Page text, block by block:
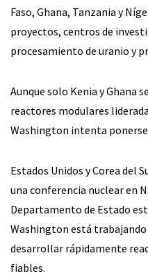
Faso, Ghana, Tanzania y
proyectos, centros de
procesamiento de uranio y
Aunque solo Kenia y Ghana
reactores modulares
Washington intenta ponerse
Estados Unidos y Corea del
una conferencia nuclear en
Departamento de Estado
Washington está
desarrollar rápidamente
fiables.